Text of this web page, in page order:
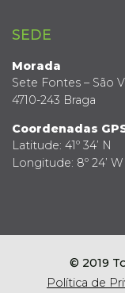
SEDE
Morada
Sete Fontes – São
4710-243 Braga
Coordenadas
Latitude: 41º 34’ N
Longitude: 8º 24’ W
© 2019
Política de